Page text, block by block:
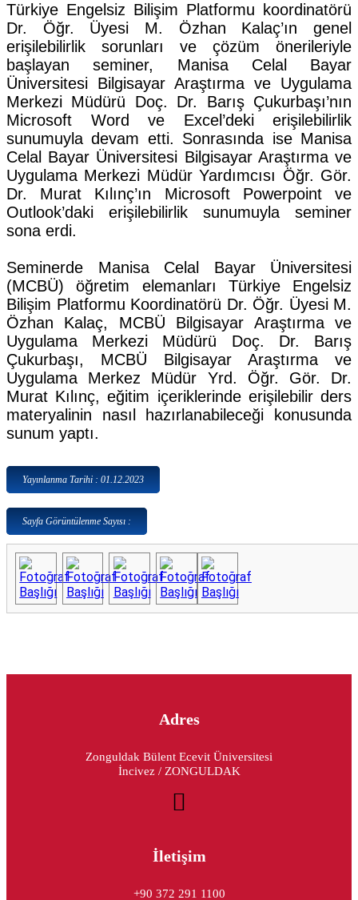
Türkiye Engelsiz Bilişim Platformu koordinatörü
Dr. Öğr. Üyesi M. Özhan Kalaç’ın genel
erişilebilirlik sorunları ve çözüm önerileriyle
başlayan seminer, Manisa Celal Bayar
Üniversitesi Bilgisayar Araştırma ve Uygulama
Merkezi Müdürü Doç. Dr. Barış Çukurbaşı’nın
Microsoft Word ve Excel’deki erişilebilirlik
sunumuyla devam etti. Sonrasında ise Manisa
Celal Bayar Üniversitesi Bilgisayar Araştırma ve
Uygulama Merkezi Müdür Yardımcısı Öğr. Gör.
Dr. Murat Kılınç’ın Microsoft Powerpoint ve
Outlook’daki erişilebilirlik sunumuyla seminer
sona erdi.
Seminerde Manisa Celal Bayar Üniversitesi
(MCBÜ) öğretim elemanları Türkiye Engelsiz
Bilişim Platformu Koordinatörü Dr. Öğr. Üyesi M.
Özhan Kalaç, MCBÜ Bilgisayar Araştırma ve
Uygulama Merkezi Müdürü Doç. Dr. Barış
Çukurbaşı, MCBÜ Bilgisayar Araştırma ve
Uygulama Merkez Müdür Yrd. Öğr. Gör. Dr.
Murat Kılınç, eğitim içeriklerinde erişilebilir ders
materyalinin nasıl hazırlanabileceği konusunda
sunum yaptı.
Yayınlanma Tarihi : 01.12.2023
Sayfa Görüntülenme Sayısı :
Adres
Zonguldak Bülent Ecevit Üniversitesi
İncivez / ZONGULDAK
İletişim
+90 372 291 1100